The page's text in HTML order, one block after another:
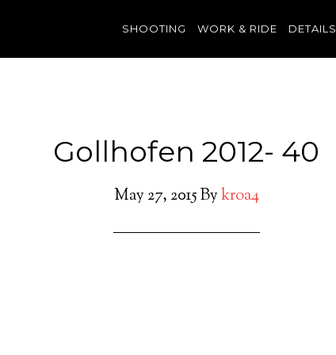
SHOOTING WORK & RIDE DETAILS
Gollhofen 2012- 40
May 27, 2015Bykroa4